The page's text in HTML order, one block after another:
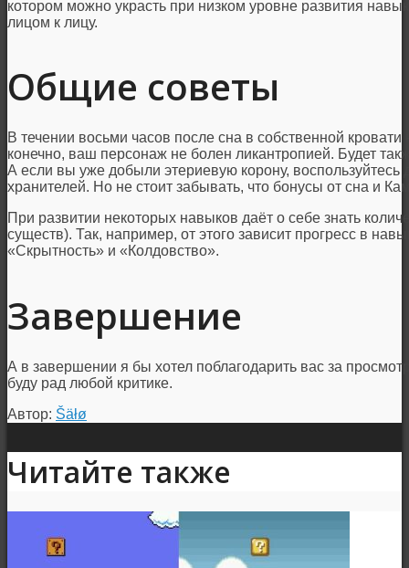
котором можно украсть при низком уровне развития
лицом к лицу.
Общие советы
В течении восьми часов после сна в собственной кровати
конечно, ваш персонаж не болен ликантропией. Будет
А если вы уже добыли этериевую корону,
хранителей. Но не стоит забывать, что бонусы от сна и
При развитии некоторых навыков даёт о себе знать
существ). Так, например, от этого зависит прогресс в
«Скрытность» и «Колдовство».
Завершение
А в завершении я бы хотел поблагодарить вас за
буду рад любой критике.
Автор: Šäłø
Читайте также